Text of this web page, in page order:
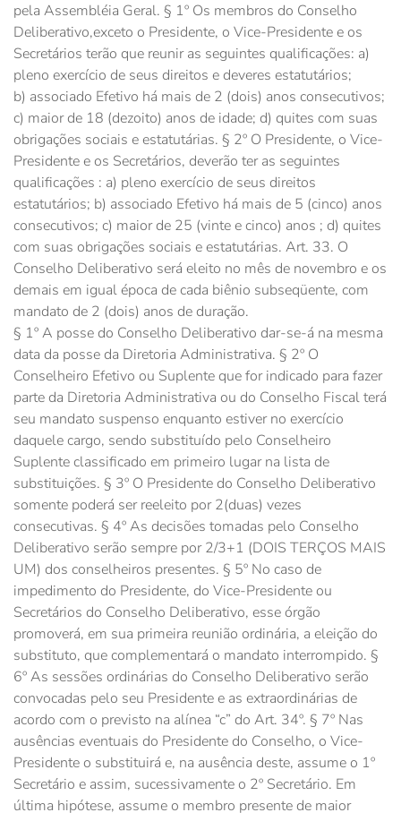
pela Assembléia Geral. § 1º Os membros do Conselho
Deliberativo,exceto o Presidente, o Vice-Presidente e os
Secretários terão que reunir as seguintes qualificações: a)
pleno exercício de seus direitos e deveres estatutários;
b) associado Efetivo há mais de 2 (dois) anos consecutivos;
c) maior de 18 (dezoito) anos de idade; d) quites com suas
obrigações sociais e estatutárias. § 2º O Presidente, o Vice-
Presidente e os Secretários, deverão ter as seguintes
qualificações : a) pleno exercício de seus direitos
estatutários; b) associado Efetivo há mais de 5 (cinco) anos
consecutivos; c) maior de 25 (vinte e cinco) anos ; d) quites
com suas obrigações sociais e estatutárias. Art. 33. O
Conselho Deliberativo será eleito no mês de novembro e os
demais em igual época de cada biênio subseqüente, com
mandato de 2 (dois) anos de duração.
§ 1º A posse do Conselho Deliberativo dar-se-á na mesma
data da posse da Diretoria Administrativa. § 2º O
Conselheiro Efetivo ou Suplente que for indicado para fazer
parte da Diretoria Administrativa ou do Conselho Fiscal terá
seu mandato suspenso enquanto estiver no exercício
daquele cargo, sendo substituído pelo Conselheiro
Suplente classificado em primeiro lugar na lista de
substituições. § 3º O Presidente do Conselho Deliberativo
somente poderá ser reeleito por 2(duas) vezes
consecutivas. § 4º As decisões tomadas pelo Conselho
Deliberativo serão sempre por 2/3+1 (DOIS TERÇOS MAIS
UM) dos conselheiros presentes. § 5º No caso de
impedimento do Presidente, do Vice-Presidente ou
Secretários do Conselho Deliberativo, esse órgão
promoverá, em sua primeira reunião ordinária, a eleição do
substituto, que complementará o mandato interrompido. §
6º As sessões ordinárias do Conselho Deliberativo serão
convocadas pelo seu Presidente e as extraordinárias de
acordo com o previsto na alínea “c” do Art. 34º. § 7º Nas
ausências eventuais do Presidente do Conselho, o Vice-
Presidente o substituirá e, na ausência deste, assume o 1º
Secretário e assim, sucessivamente o 2º Secretário. Em
última hipótese, assume o membro presente de maior